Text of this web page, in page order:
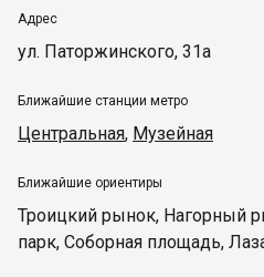
Адрес
ул. Паторжинского, 31а
Ближайшие станции метро
Центральная, Музейная
Ближайшие ориентиры
Троицкий рынок, Нагорный
парк, Соборная площадь,